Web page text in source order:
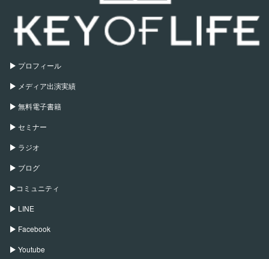
プロフィール
メディア出演実績
無料電子書籍
セミナー
ラジオ
ブログ
コミュニティ
LINE
Facebook
Youtube